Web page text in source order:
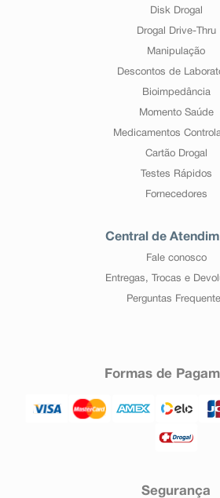
Disk Drogal
Drogal Drive-Thru
Manipulação
Descontos de
Bioimpedância
Momento Saúde
Medicamentos
Cartão Drogal
Testes Rápidos
Fornecedores
Central de
Fale conosco
Entregas, Trocas e
Perguntas
Formas de
Segurança